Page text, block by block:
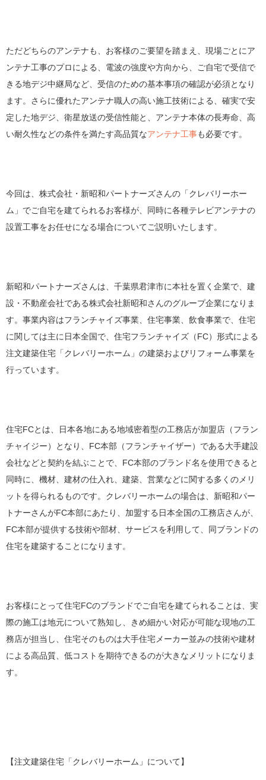
ただどちらのアンテナも、お客様のご要望を踏まえ、現場ごとにア
ンテナ工事のプロによる、電波の強度や方向から、ご自宅で受信で
きる地デジ中継局など、受信のための基本事項の確認が必須となり
ます。さらに優れたアンテナ職人の高い施工技術による、確実で安
定した地デジ、衛星放送の受信性能と、アンテナ本体の長寿命、高
い耐久性などの条件を満たす高品質なアンテナ工事も必要です。
今回は、株式会社・新昭和パートナーズさんの「クレバリーホー
ム」でご自宅を建てられるお客様が、同時に各種テレビアンテナの
設置工事をお任せになる場合についてご説明いたします。
新昭和パートナーズさんは、千葉県君津市に本社を置く企業で、建
設・不動産会社である株式会社新昭和さんのグループ企業になりま
す。事業内容はフランチャイズ事業、住宅事業、飲食事業で、住宅
に関しては主に日本全国で、住宅フランチャイズ（FC）形式による
注文建築住宅「クレバリーホーム」の建築およびリフォーム事業を
行っています。
住宅FCとは、日本各地にある地域密着型の工務店が加盟店（フラン
チャイジー）となり、FC本部（フランチャイザー）である大手建設
会社などと契約を結ぶことで、FC本部のブランド名を使用できると
同時に、機材、建材の仕入れ、建築、営業などに関する多くのメリ
ットを得られるものです。クレバリーホームの場合は、新昭和パー
トナーさんがFC本部にあたり、加盟する日本全国の工務店さんが、
FC本部が提供する技術や部材、サービスを利用して、同ブランドの
住宅を建築することになります。
お客様にとって住宅FCのブランドでご自宅を建てられることは、実
際の施工は地元について熟知し、きめ細かい対応が可能な現地の工
務店が担当し、住宅そのものは大手住宅メーカー並みの技術や建材
による高品質、低コストを期待できるのが大きなメリットになりま
す。
【注文建築住宅「クレバリーホーム」について】